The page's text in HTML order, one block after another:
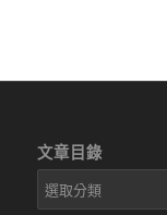
文章目錄
文
章